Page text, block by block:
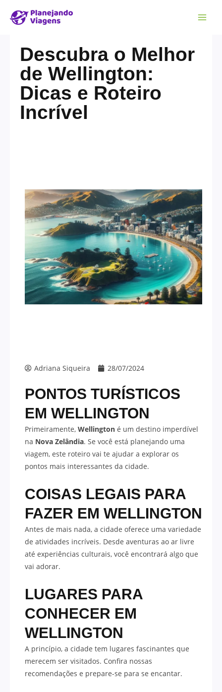
Descubra o Melhor
de Wellington:
Dicas e Roteiro
Incrível
Adriana Siqueira 28/07/2024
PONTOS TURÍSTICOS
EM WELLINGTON
Primeiramente, Wellington é um destino imperdível
na Nova Zelândia. Se você está planejando uma
viagem, este roteiro vai te ajudar a explorar os
pontos mais interessantes da cidade.
COISAS LEGAIS PARA
FAZER EM WELLINGTON
Antes de mais nada, a cidade oferece uma variedade
de atividades incríveis. Desde aventuras ao ar livre
até experiências culturais, você encontrará algo que
vai adorar.
LUGARES PARA
CONHECER EM
WELLINGTON
A princípio, a cidade tem lugares fascinantes que
merecem ser visitados. Confira nossas
recomendações e prepare-se para se encantar.